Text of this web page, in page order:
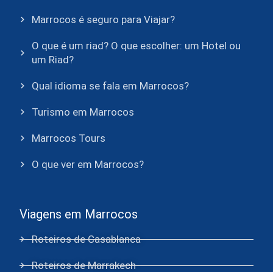
Viagens em Marrocos
Roteiros de Casablanca
Roteiros de Marrakech
Marrocos é seguro para Viajar?
O que é um riad? O que escolher: um Hotel ou
um Riad?
Qual idioma se fala em Marrocos?
Turismo em Marrocos
Marrocos Tours
O que ver em Marrocos?